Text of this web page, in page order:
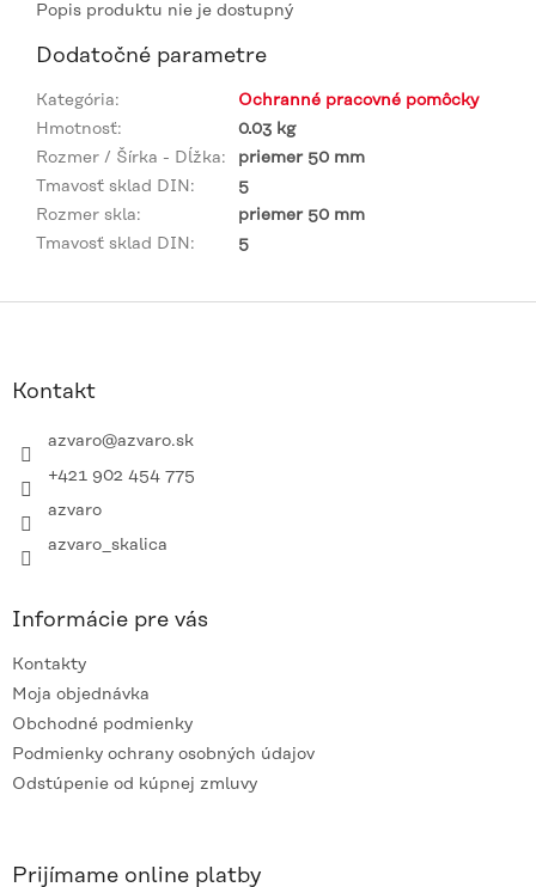
Popis produktu nie je dostupný
Dodatočné parametre
Kategória:
Ochranné pracovné pomôcky
Hmotnosť:
0.03 kg
Rozmer / Šírka - Dĺžka:
priemer 50 mm
Tmavosť sklad DIN:
5
Rozmer skla:
priemer 50 mm
Tmavosť sklad DIN: 5
Kontakt
azvaro@azvaro.sk
+421 902 454 775
azvaro
azvaro_skalica
Informácie pre vás
Kontakty
Moja objednávka
Obchodné podmienky
Podmienky ochrany osobných údajov
Odstúpenie od kúpnej zmluvy
Prijímame online platby